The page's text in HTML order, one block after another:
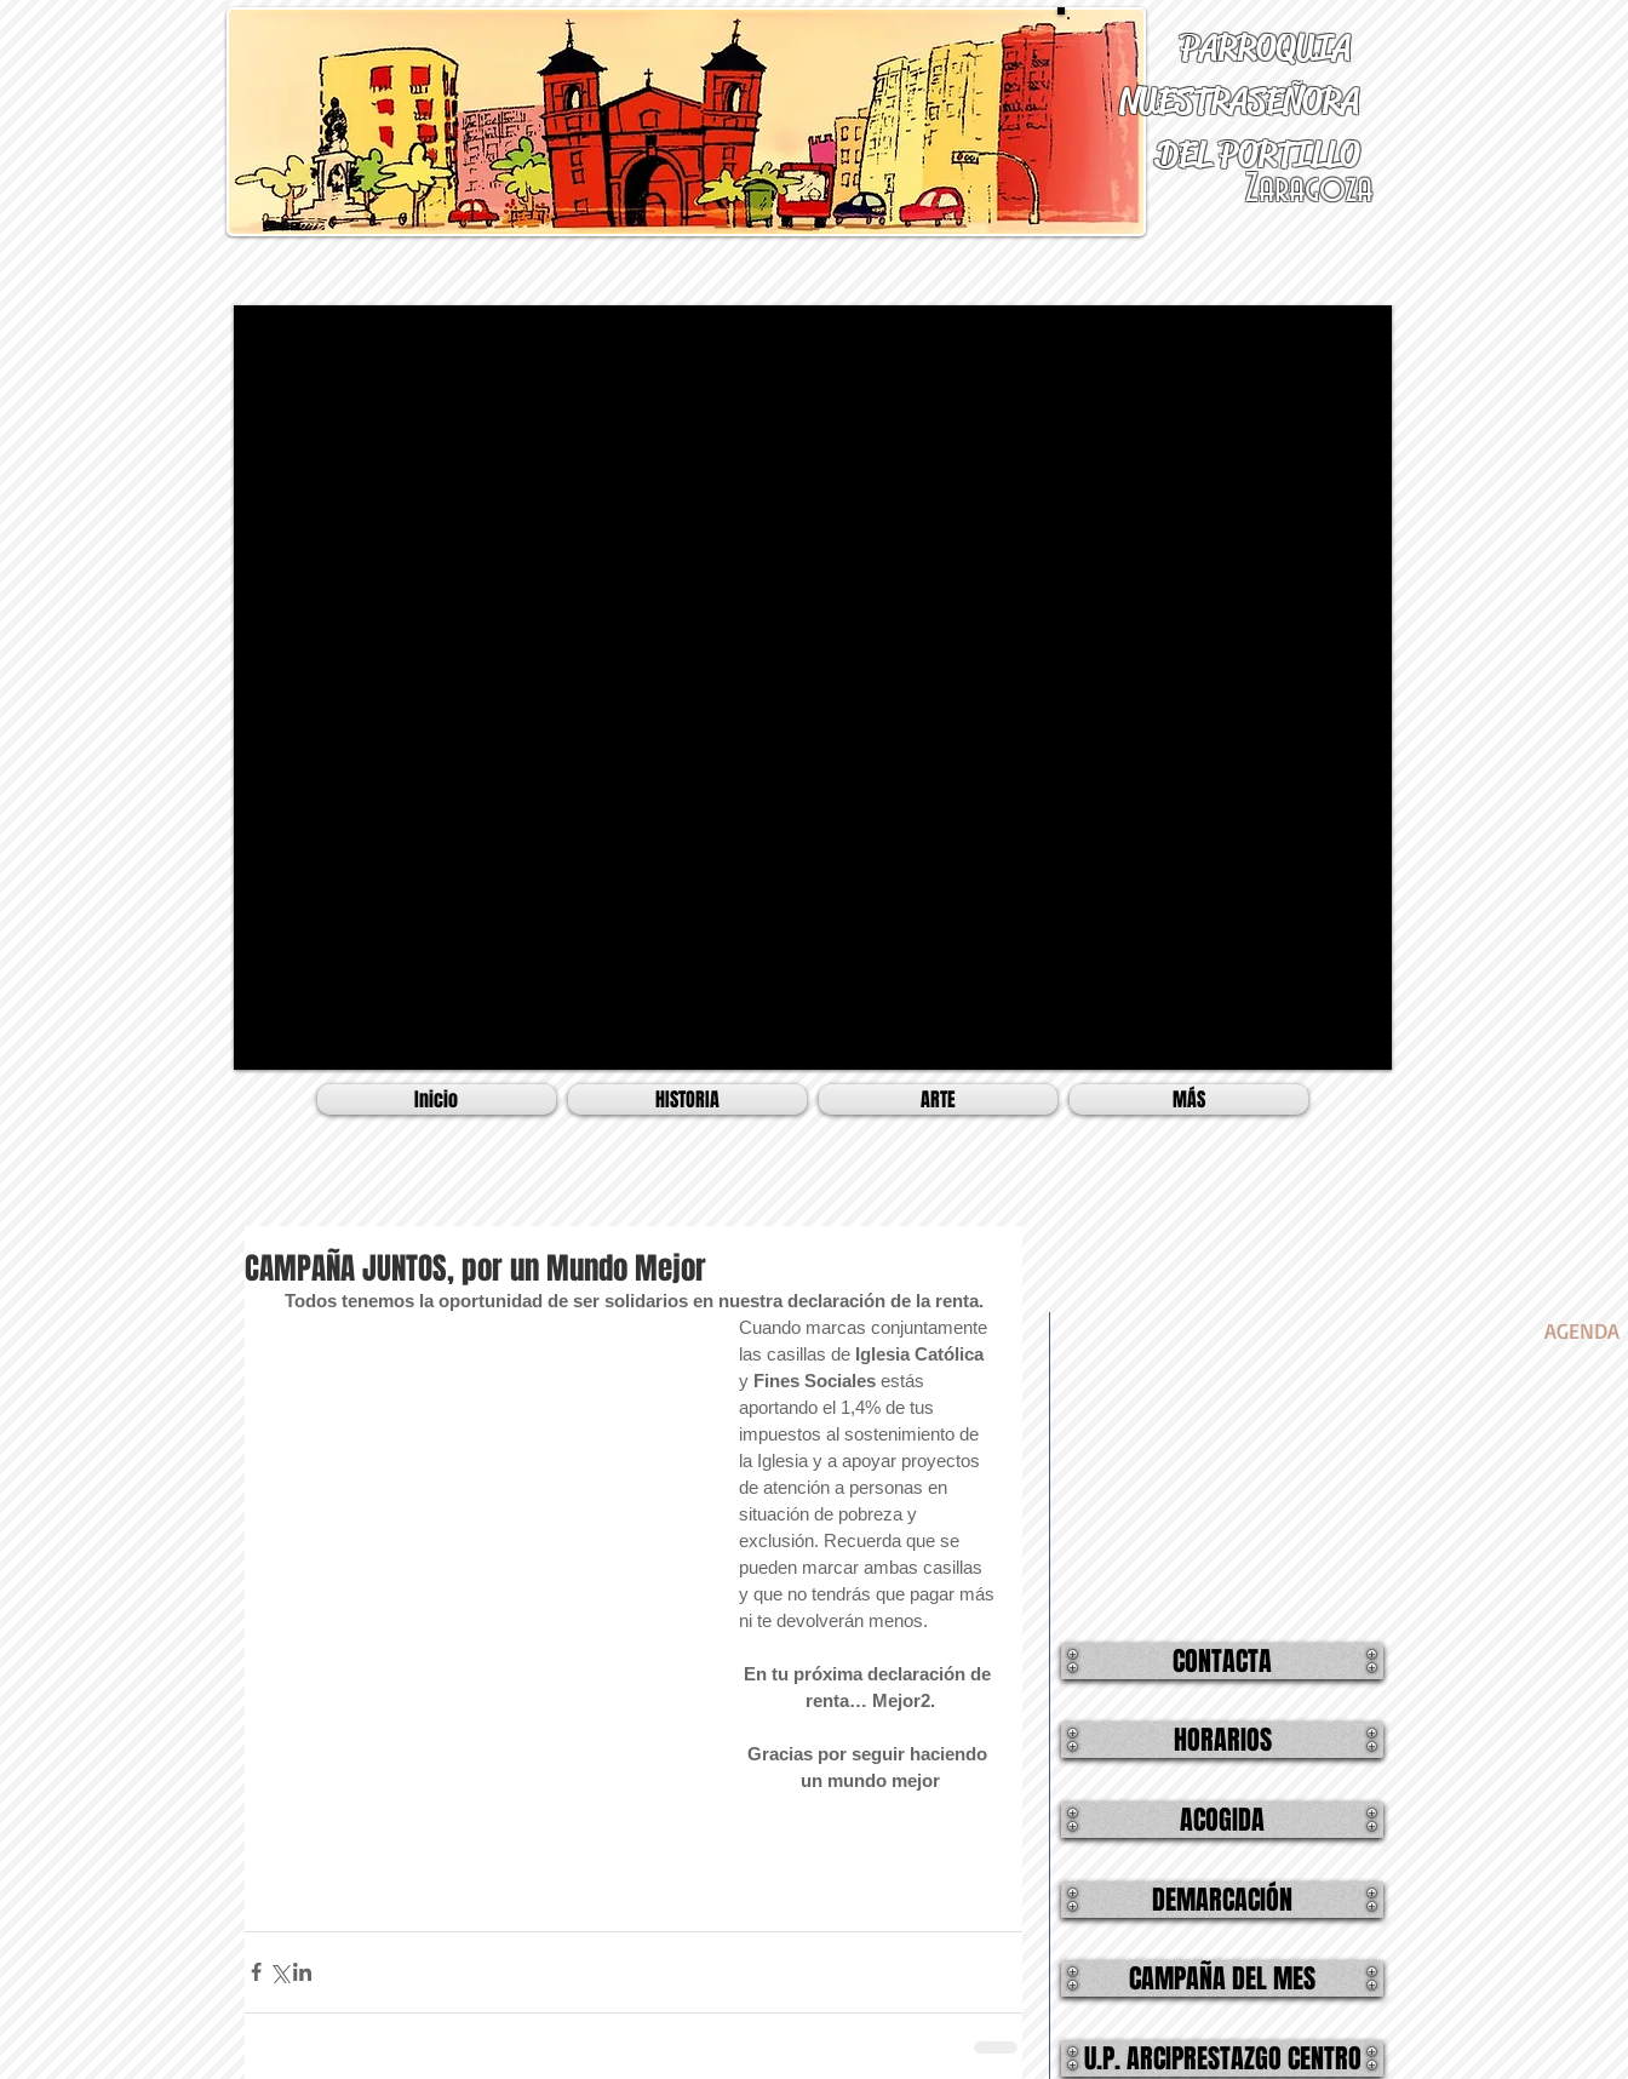
PARROQUIA
NUESTRASEÑORA
DEL PORTILLO
Zaragoza
Inicio HISTORIA ARTE MÁS
CAMPAÑA JUNTOS, por un Mundo Mejor
Todos tenemos la oportunidad de ser solidarios en nuestra declaración de la renta.
Cuando marcas conjuntamente
las casillas de Iglesia Católica
y Fines Sociales estás
aportando el 1,4% de tus
impuestos al sostenimiento de
la Iglesia y a apoyar proyectos
de atención a personas en
situación de pobreza y
exclusión. Recuerda que se
pueden marcar ambas casillas
y que no tendrás que pagar más
ni te devolverán menos.
En tu próxima declaración de
renta… Mejor2.
Gracias por seguir haciendo
un mundo mejor
ACOGIDA
CAMPAÑA DEL MES
U.P. ARCIPRESTAZGO CENTRO
CONTACTA
HORARIOS
DEMARCACIÓN
AGENDA